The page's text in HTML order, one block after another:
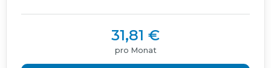
31,81 €
pro Monat